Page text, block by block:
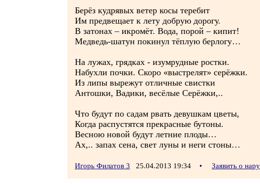
Берёз кудрявых ветер косы теребит
Им предвещает к лету добрую дорогу.
В затонах – икромёт. Вода, порой – кипит!
Медведь-шатун покинул тёплую берлогу…
На лужах, грядках - изумрудные ростки.
Набухли почки. Скоро «выстрелят» серёжки.
Из липы вырежут отличные свистки
Антошки, Вадики, весёлые Серёжки,..
Что будут по садам рвать девушкам цветы,
Когда распустятся прекрасные бутоны.
Весною новой будут летние плоды…
Ах,.. запах сена, свет луны и неги стоны…
Игорь Филатов 3 25.04.2013 19:34 • Заявить о